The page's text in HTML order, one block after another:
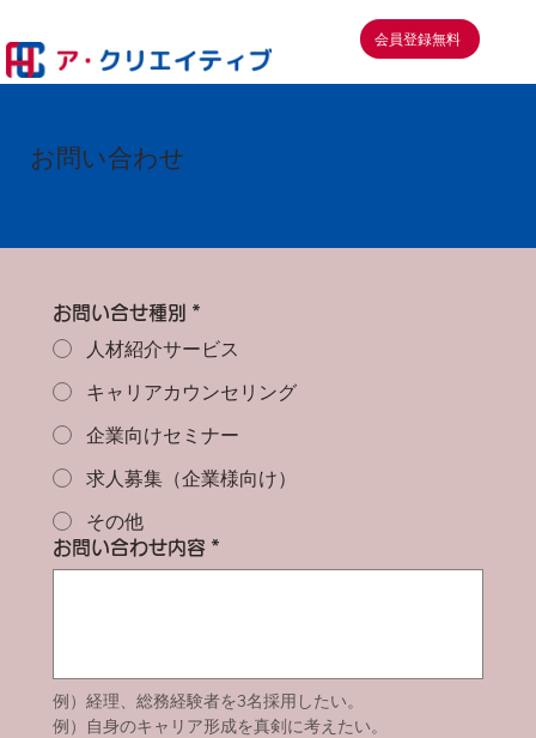
会員登録無料
お問い合せ種別 *
人材紹介サービス
キャリアカウンセリング
企業向けセミナー
求人募集（企業様向け）
その他
お問い合わせ内容 *
例）経理、総務経験者を3名採用したい。
例）自身のキャリア形成を真剣に考えたい。
お問い合わせ